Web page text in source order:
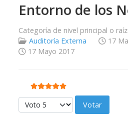
Entorno de los
Categoría de nivel principal o raíz:
Auditoría Externa
17
17 Mayo 2017
Ratio:5/5
Por favor, vote